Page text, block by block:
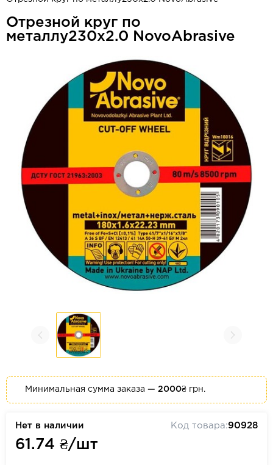
Отрезной круг по
металлу230x2.0 NovoAbrasive
Минимальная сумма заказа — 2000₴ грн.
Нет в наличии
61.74 ₴/шт
Код товара:90928